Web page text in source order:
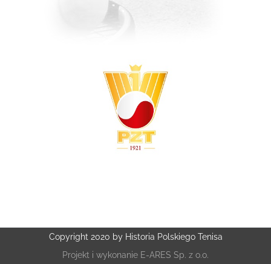
Copyright 2020 by Historia Polskiego Tenisa
Projekt i wykonanie E-ARES Sp. z o.o.